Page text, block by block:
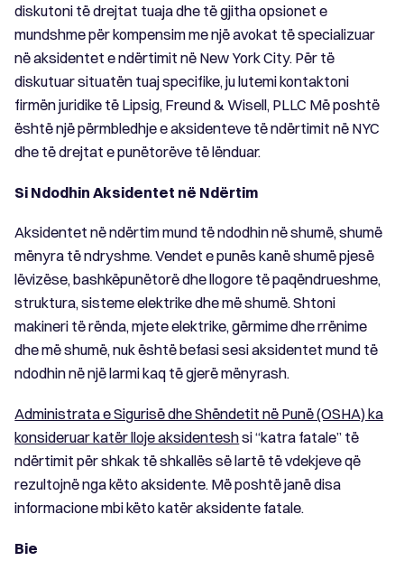
diskutoni të drejtat tuaja dhe të gjitha opsionet e
mundshme për kompensim me një avokat të specializuar
në aksidentet e ndërtimit në New York City. Për të
diskutuar situatën tuaj specifike, ju lutemi kontaktoni
firmën juridike të Lipsig, Freund & Wisell, PLLC Më poshtë
është një përmbledhje e aksidenteve të ndërtimit në NYC
dhe të drejtat e punëtorëve të lënduar.
Si Ndodhin Aksidentet në Ndërtim
Aksidentet në ndërtim mund të ndodhin në shumë, shumë
mënyra të ndryshme. Vendet e punës kanë shumë pjesë
lëvizëse, bashkëpunëtorë dhe llogore të paqëndrueshme,
struktura, sisteme elektrike dhe më shumë. Shtoni
makineri të rënda, mjete elektrike, gërmime dhe rrënime
dhe më shumë, nuk është befasi sesi aksidentet mund të
ndodhin në një larmi kaq të gjerë mënyrash.
Administrata e Sigurisë dhe Shëndetit në Punë (OSHA) ka
konsideruar katër lloje aksidenteshsi “katra fatale” të
ndërtimit për shkak të shkallës së lartë të vdekjeve që
rezultojnë nga këto aksidente. Më poshtë janë disa
informacione mbi këto katër aksidente fatale.
Bie